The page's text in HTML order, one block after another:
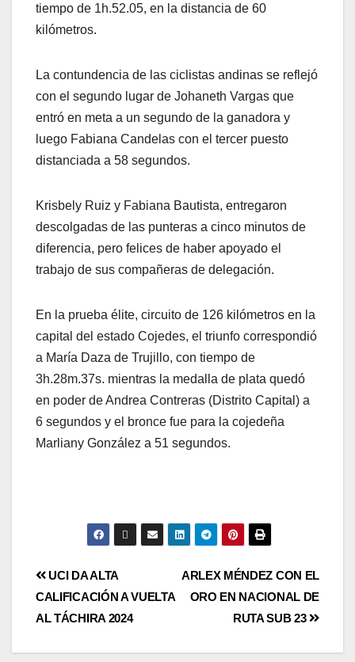
tiempo de 1h.52.05, en la distancia de 60
kilómetros.
La contundencia de las ciclistas andinas se reflejó
con el segundo lugar de Johaneth Vargas que
entró en meta a un segundo de la ganadora y
luego Fabiana Candelas con el tercer puesto
distanciada a 58 segundos.
Krisbely Ruiz y Fabiana Bautista, entregaron
descolgadas de las punteras a cinco minutos de
diferencia, pero felices de haber apoyado el
trabajo de sus compañeras de delegación.
En la prueba élite, circuito de 126 kilómetros en la
capital del estado Cojedes, el triunfo correspondió
a María Daza de Trujillo, con tiempo de
3h.28m.37s. mientras la medalla de plata quedó
en poder de Andrea Contreras (Distrito Capital) a
6 segundos y el bronce fue para la cojedeña
Marliany González a 51 segundos.
ARLEX MÉNDEZ CON EL
ORO EN NACIONAL DE
RUTA SUB 23
UCI DA ALTA
CALIFICACIÓN A VUELTA
AL TÁCHIRA 2024